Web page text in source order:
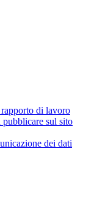
di lavoro
pubblicare sul sito
dei dati